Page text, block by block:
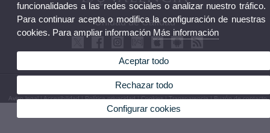
Unidad de Calidad
© 2026 UV. - C/ Serpis, 29. Valencia. Teléfono: 96 162 50 20
Aviso legal|Accesibilidad|Política privacidad|Cookies|Transparencia|Buzón de contacto
funcionalidades a las redes sociales o analizar nuestro tráfico.
Para continuar acepta o modifica la configuración de nuestras
cookies. Para ampliar información Más información
Aceptar todo
Rechazar todo
Configurar cookies